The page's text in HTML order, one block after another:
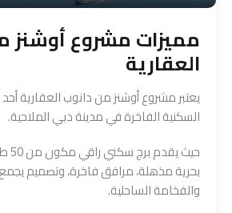
مميزات مشروع أوشنز
العقارية
يعتبر مشروع أوشنز من دانوب العقارية أحد
السكنية الفاخرة في مدينة دبي الملاحية.
بحرية مذهلة، مرافق فاخرة، وتصميم
والفخامة الساحلية.